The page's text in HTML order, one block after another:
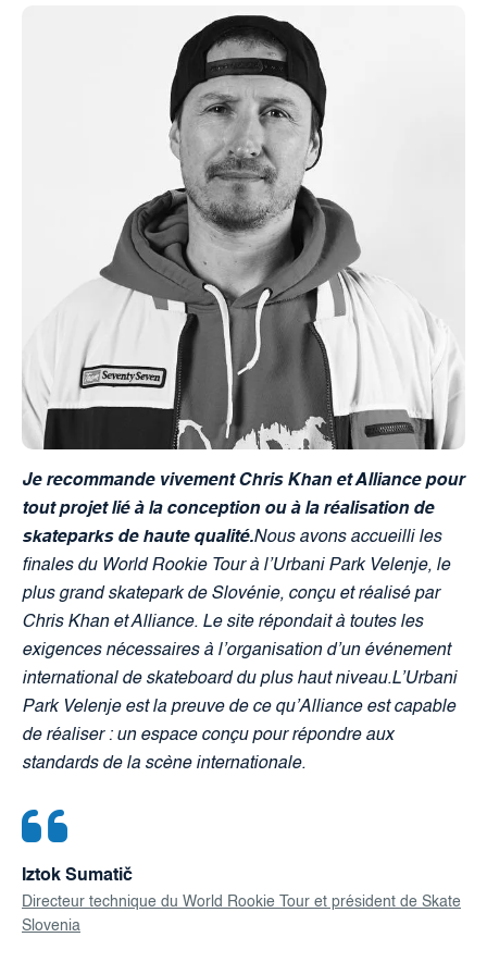
Iztok Sumatič
Directeur technique du World Rookie Tour et président de Skate
Slovenia
Je recommande vivement Chris Khan et Alliance pour
tout projet lié à la conception ou à la réalisation de
skateparks de haute qualité.Nous avons accueilli les
finales du World Rookie Tour à l’Urbani Park Velenje, le
plus grand skatepark de Slovénie, conçu et réalisé par
Chris Khan et Alliance. Le site répondait à toutes les
exigences nécessaires à l’organisation d’un événement
international de skateboard du plus haut niveau.L’Urbani
Park Velenje est la preuve de ce qu’Alliance est capable
de réaliser : un espace conçu pour répondre aux
standards de la scène internationale.